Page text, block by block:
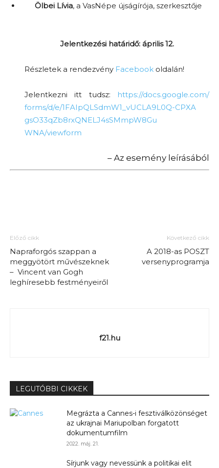
Ölbei Lívia, a VasNépe újságírója, szerkesztője
Jelentkezési határidő: április 12.
Részletek a rendezvény Facebook oldalán!
Jelentkezni itt tudsz:
https://docs.google.com/
forms/d/e/1FAIpQLSdmW1_vUCLA9L0Q-CPXA
gsO33qZb8rxQNELJ4sSMmpW8Gu
WNA/viewform
– Az esemény leírásából
Előző cikk
Napraforgós szappan a
meggyötört művészeknek
– Vincent van Gogh
leghíresebb festményeiről
Következő cikk
A 2018-as POSZT
versenyprogramja
f21.hu
LEGUTÓBBI CIKKEK
Megrázta a Cannes-i fesztiválközönséget
az ukrajnai Mariupolban forgatott
dokumentumfilm
2022. máj. 21.
Sírjunk vagy nevessünk a politikai elit